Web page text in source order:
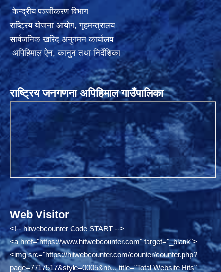
केन्द्रीय पञ्जीकरण विभाग
राष्ट्रिय योजना आयोग,गृहमन्त्रालय
सार्बजनिक खरिद अनुगमन कार्यालय
अपिहिमाल ऐन, कानुन तथा निर्देशिका
राष्ट्रिय जनगणना अपिहिमाल गाउँपालिका
Web Visitor
<!-- hitwebcounter Code START -->
<a href="https://www.hitwebcounter.com"target="_blank">
<img src="https://hitwebcounter.com/counter/counter.php?
page=7717517&style=0005&nb...title="Total Website Hits"